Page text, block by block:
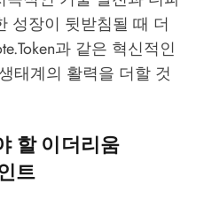
성장이 뒷받침될 때 더
과 같은 혁신적인
태계의 활력을 더할 것
할 이더리움
트